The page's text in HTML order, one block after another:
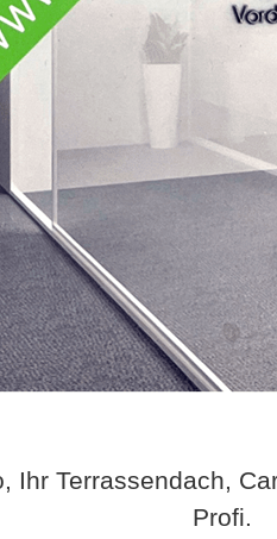
Ihr Terrassendach,
Profi.